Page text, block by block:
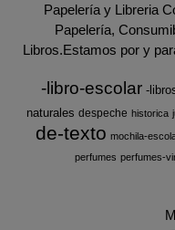
Papelería y Libreria
Papelería,
Libros.Estamos por y
-libro-escolar -
naturales despeche historica
de-texto mochila-
perfumes perfumes-